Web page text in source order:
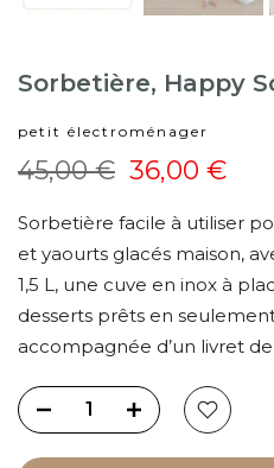
Sorbetière, Happy
petit électroménager
45,00 € 36,00 €
Sorbetière facile à utiliser
et yaourts glacés maison,
1,5 L, une cuve en inox à
desserts prêts en
accompagnée d’un livret